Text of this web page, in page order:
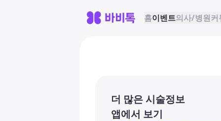
홈이벤트의사/병원커
더 많은 시술정보
앱에서 보기